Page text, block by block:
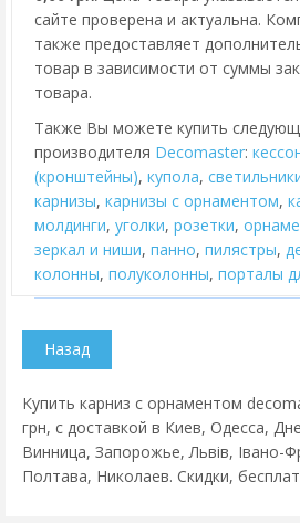
сайте проверена и актуальна.
также предоставляет
товар в зависимости от суммы
товара.
Также Вы можете купить
производителя Decomaster:
(кронштейны), купола,
карнизы, карнизы с орнаментом,
молдинги, уголки, розетки,
зеркал и ниши, панно, пилястры,
колонны, полуколонны, порталы
Купить карниз с орнаментом
грн, с доставкой в Киев, Одесса,
Винница, Запорожье, Львів, Івано-
Полтава, Николаев. Скидки,